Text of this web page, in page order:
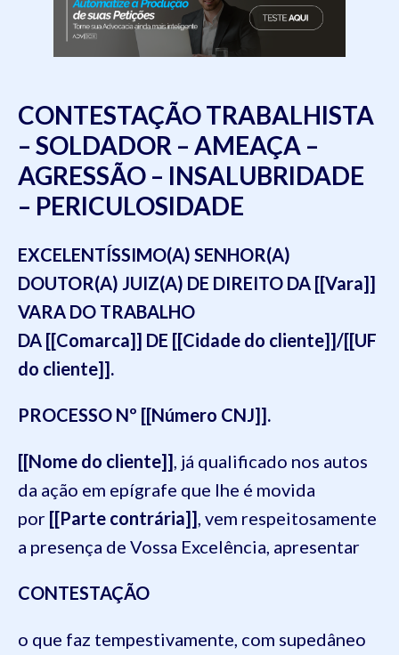
CONTESTAÇÃO TRABALHISTA
– SOLDADOR – AMEAÇA –
AGRESSÃO – INSALUBRIDADE
– PERICULOSIDADE
EXCELENTÍSSIMO(A) SENHOR(A)
DOUTOR(A) JUIZ(A) DE DIREITO DA [[Vara]]
VARA DO TRABALHO
DA [[Comarca]] DE [[Cidade do cliente]]/[[UF
do cliente]].
PROCESSO Nº [[Número CNJ]].
[[Nome do cliente]] , já qualificado nos autos
da ação em epígrafe que lhe é movida
por [[Parte contrária]] , vem respeitosamente
a presença de Vossa Excelência, apresentar
CONTESTAÇÃO
o que faz tempestivamente, com supedâneo